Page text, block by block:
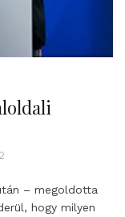
– megoldotta
hogy milyen